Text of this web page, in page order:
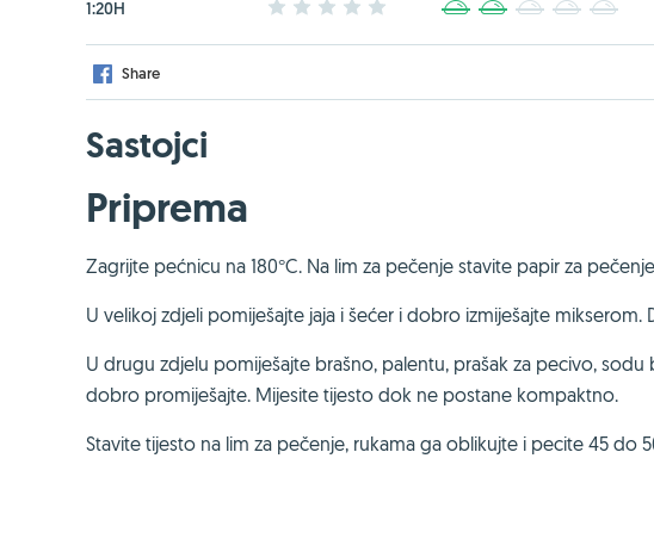
1:20H 2 3 4 4
Share
Sastojci
Priprema
Zagrijte pećnicu na 180°C. Na lim za pečenje stavite papir za
U velikoj zdjeli pomiješajte jaja i šećer i dobro izmiješajte
U drugu zdjelu pomiješajte brašno, palentu, prašak za pecivo,
dobro promiješajte. Mijesite tijesto dok ne postane kompaktno.
Stavite tijesto na lim za pečenje, rukama ga oblikujte i pecite 45 do